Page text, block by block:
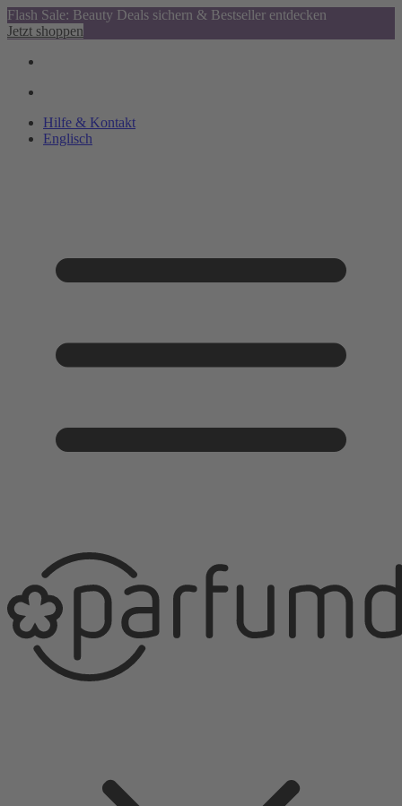
Flash Sale: Beauty Deals sichern & Bestseller entdecken
Jetzt shoppen
Hilfe & Kontakt
Englisch